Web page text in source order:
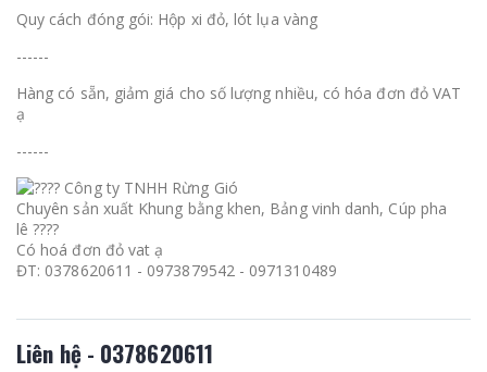
Quy cách đóng gói: Hộp xi đỏ, lót lụa vàng
------
Hàng có sẵn, giảm giá cho số lượng nhiều, có hóa đơn đỏ VAT
ạ
------
Công ty TNHH Rừng Gió
Chuyên sản xuất Khung bằng khen, Bảng vinh danh, Cúp pha
lê ????
Có hoá đơn đỏ vat ạ
ĐT: 0378620611 - 0973879542 - 0971310489
Liên hệ - 0378620611